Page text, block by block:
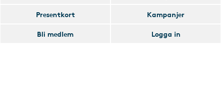
Presentkort
Kampanjer
Bli medlem
Logga in